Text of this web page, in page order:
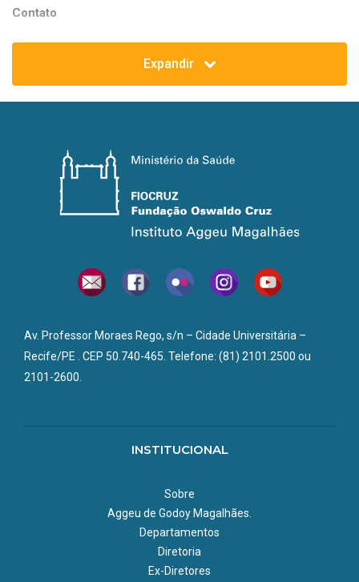
Contato
Drª Elainne Christine de Souza Gomes
Coordenadora do Serviço de Referência em Esquistossomose
Tel.: +55 (81) 2101-2522/ 2101-2661
Campus UFPE
Av. Professor Moraes Rego, s/n - Campus da UFPE Cidade
50740465 Recife, PE
Horário de Funcionamento
O serviço funciona de segunda a sexta das 08h às 17h, com
Expandir
Av. Professor Moraes Rego, s/n – Cidade Universitária –
Recife/PE . CEP 50.740-465. Telefone: (81) 2101.2500 ou
2101-2600.
INSTITUCIONAL
Sobre
Aggeu de Godoy Magalhães.
Departamentos
Diretoria
Ex-Diretores